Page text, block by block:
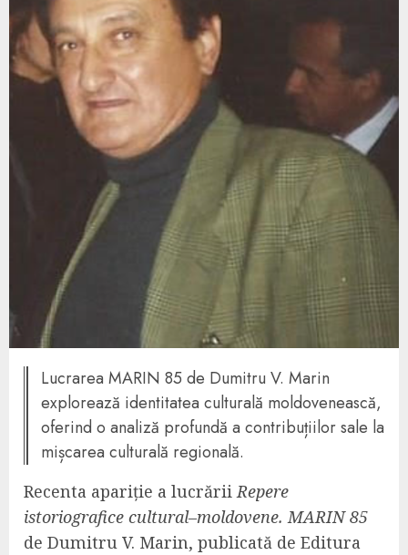
Lucrarea MARIN 85 de Dumitru V. Marin
explorează identitatea culturală moldovenească,
oferind o analiză profundă a contribuțiilor sale la
mișcarea culturală regională.
Recenta apariție a lucrării Repere
istoriografice cultural–moldovene. MARIN 85
de Dumitru V. Marin, publicată de Editura